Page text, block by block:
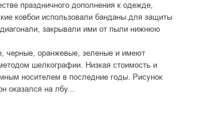
праздничного дополнения к одежде,
ковбои использовали банданы для защиты
закрывали ими от пыли нижнюю
черные, оранжевые, зеленые и имеют
шелкографии. Низкая стоимость и
носителем в последние годы. Рисунок
оказался на лбу...